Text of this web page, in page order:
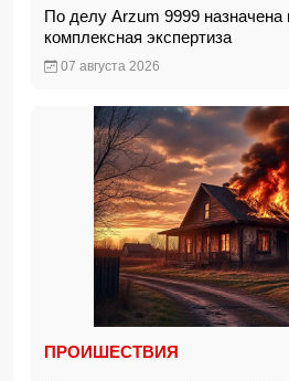
По делу Arzum 9999 назначена
комплексная экспертиза
07 августа 2026
ПРОИШЕСТВИЯ